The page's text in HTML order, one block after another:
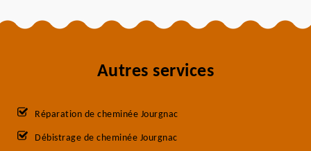
Autres services
Réparation de cheminée Jourgnac
Débistrage de cheminée Jourgnac